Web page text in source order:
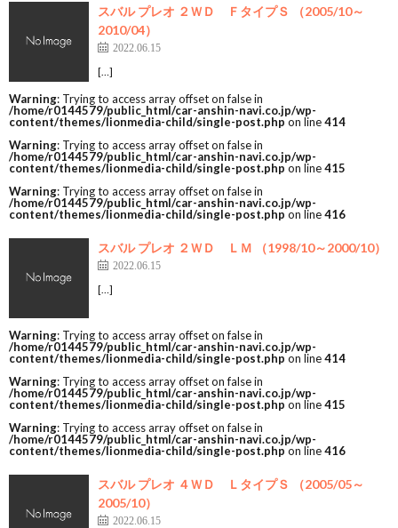
スバル プレオ ２ＷＤ ＦタイプＳ （2005/10～
2010/04）
2022.06.15
[…]
Warning: Trying to access array offset on false in
/home/r0144579/public_html/car-anshin-navi.co.jp/wp-
content/themes/lionmedia-child/single-post.php on line414
Warning: Trying to access array offset on false in
/home/r0144579/public_html/car-anshin-navi.co.jp/wp-
content/themes/lionmedia-child/single-post.php on line415
Warning: Trying to access array offset on false in
/home/r0144579/public_html/car-anshin-navi.co.jp/wp-
content/themes/lionmedia-child/single-post.php on line416
スバル プレオ ２ＷＤ ＬＭ （1998/10～2000/10）
2022.06.15
[…]
Warning: Trying to access array offset on false in
/home/r0144579/public_html/car-anshin-navi.co.jp/wp-
content/themes/lionmedia-child/single-post.php on line414
Warning: Trying to access array offset on false in
/home/r0144579/public_html/car-anshin-navi.co.jp/wp-
content/themes/lionmedia-child/single-post.php on line415
Warning: Trying to access array offset on false in
/home/r0144579/public_html/car-anshin-navi.co.jp/wp-
content/themes/lionmedia-child/single-post.php on line416
スバル プレオ ４ＷＤ ＬタイプＳ （2005/05～
2005/10）
2022.06.15